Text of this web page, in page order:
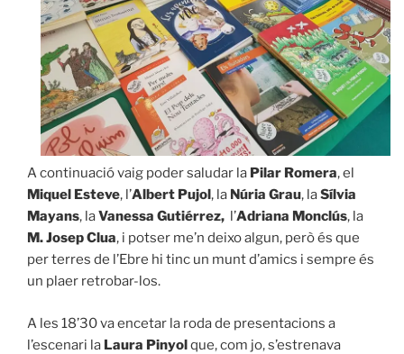
A continuació vaig poder saludar la Pilar Romera, el
Miquel Esteve, l’Albert Pujol, la Núria Grau, laSílvia
Mayans, laVanessa Gutiérrez, l’Adriana Monclús, la
M. Josep Clua, i potser me’n deixo algun, però és que
per terres de l’Ebre hi tinc un munt d’amics i sempre és
un plaer retrobar-los.
A les 18’30 va encetar la roda de presentacions a
l’escenari la Laura Pinyolque, com jo, s’estrenava